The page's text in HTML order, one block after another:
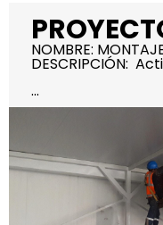
NOMBRE:
DESCRIPCIÓN:
...